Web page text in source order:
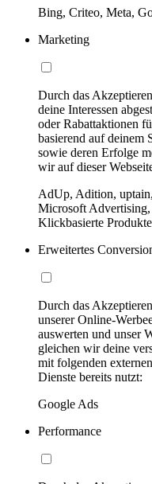
Bing, Criteo, Meta,
Marketing
Durch das
deine Interessen
oder Rabattaktionen
basierend auf deinem
sowie deren Erfolge
wir auf dieser
AdUp, Adition,
Microsoft
Klickbasierte
Erweitertes
Durch das
unserer Online-
auswerten und unser
gleichen wir deine
mit folgenden
Dienste bereits nutzt:
Google Ads
Performance